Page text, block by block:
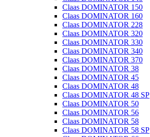
Claas DOMINATOR 150
Claas DOMINATOR 160
Claas DOMINATOR 228
Claas DOMINATOR 320
Claas DOMINATOR 330
Claas DOMINATOR 340
Claas DOMINATOR 370
Claas DOMINATOR 38
Claas DOMINATOR 45
Claas DOMINATOR 48
Claas DOMINATOR 48 SP
Claas DOMINATOR 50
Claas DOMINATOR 56
Claas DOMINATOR 58
Claas DOMINATOR 58 SP